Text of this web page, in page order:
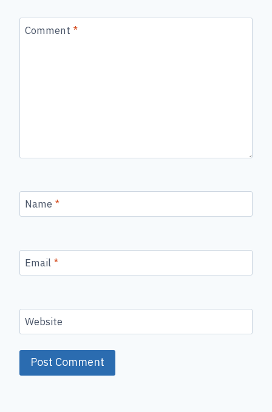
Comment *
Name*
Email*
Website